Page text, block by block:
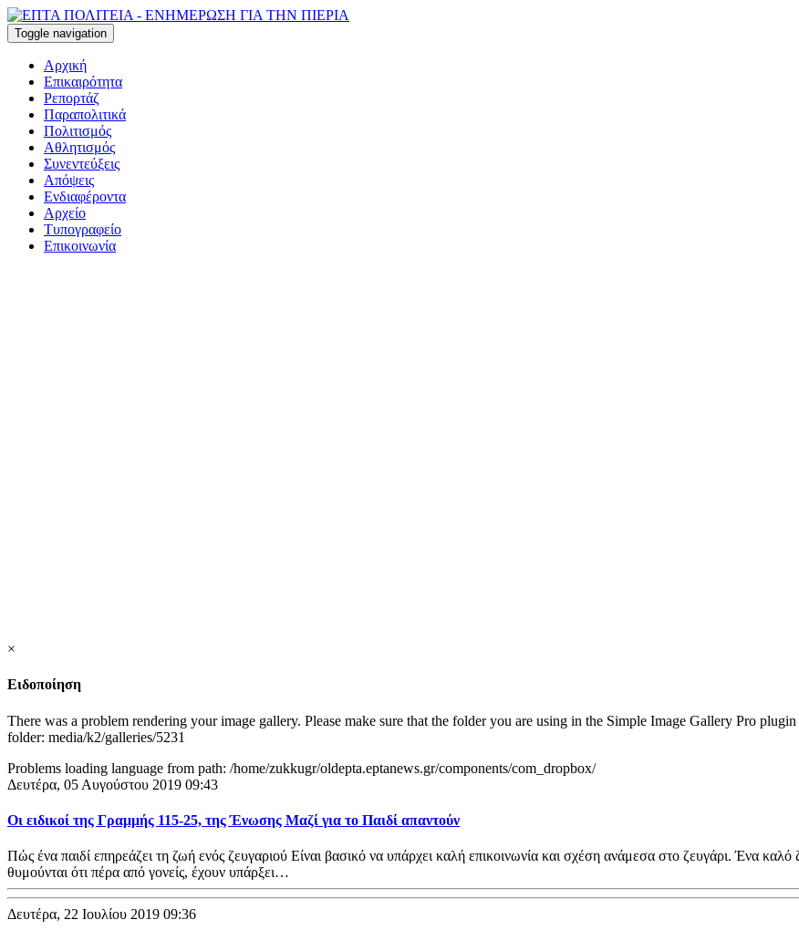
Toggle navigation
Αρχική
Επικαιρότητα
Ρεπορτάζ
Παραπολιτικά
Πολιτισμός
Αθλητισμός
Συνεντεύξεις
Απόψεις
Ενδιαφέροντα
Αρχείο
Τυπογραφείο
Επικοινωνία
×
Ειδοποίηση
There was a problem rendering your image gallery. Please make sure that the folder you are using in the Simple Image Gallery Pro
folder: media/k2/galleries/5231
Problems loading language from path: /home/zukkugr/oldepta.eptanews.gr/components/com_dropbox/
Δευτέρα, 05 Αυγούστου 2019 09:43
Οι ειδικοί της Γραμμής 115-25, της Ένωσης Μαζί για το Παιδί απαντούν
Πώς ένα παιδί επηρεάζει τη ζωή ενός ζευγαριού Είναι βασικό να υπάρχει καλή επικοινωνία και σχέση ανάμεσα στο ζευγάρι. Ένα
θυμούνται ότι πέρα από γονείς, έχουν υπάρξει…
Δευτέρα, 22 Ιουλίου 2019 09:36